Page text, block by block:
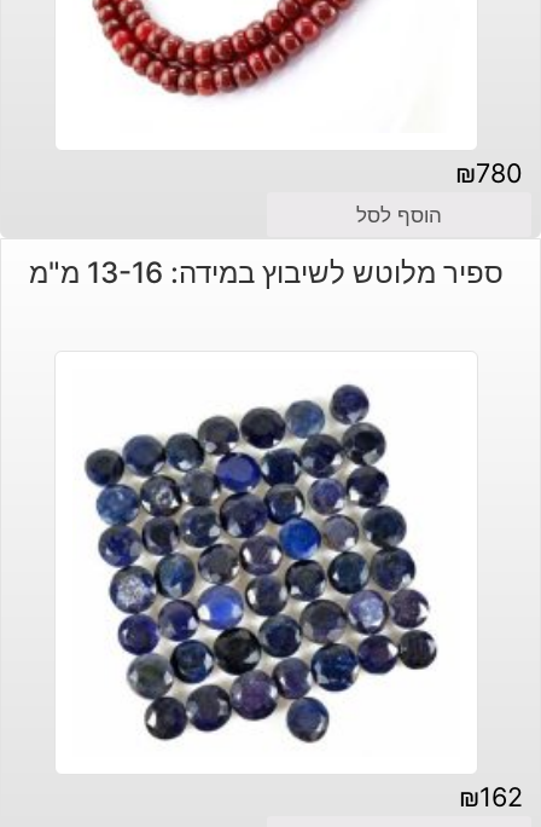
₪780
הוסף לסל
ספיר מלוטש לשיבוץ במידה: 13-16 מ"מ
₪162